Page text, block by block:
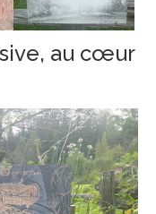
au cœur